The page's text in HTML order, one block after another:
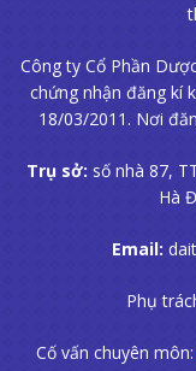
Công ty Cổ Phần
chứng nhận đăng kí
18/03/2011. Nơi
Trụ sở: số nhà 87,
Hà
Email:
Phụ
Cố vấn chuyên môn: